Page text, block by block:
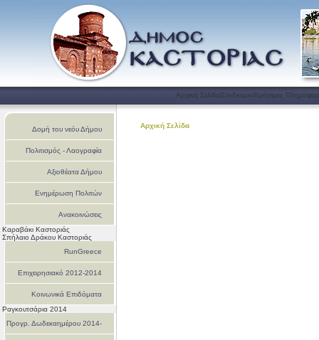
Αρχική ΣελίδαΣύνδεσμοιΧρήσιμες
Δομή του νεόυ Δήμου
Πολιτισμός - Λαογραφία
Αξιοθέατα Δήμου
Ενημέρωση Πολιτών
Ανακοινώσεις
Καραβάκι Καστοριάς
Σπήλαιο Δράκου Καστοριάς
RunGreece
Επιχειρησιακό 2012-2014
Κοινωνικά Επιδόματα
Ραγκουτσάρια 2014
Προγρ. Δωδεκαημέρου 2014-
Αρχική Σελίδα